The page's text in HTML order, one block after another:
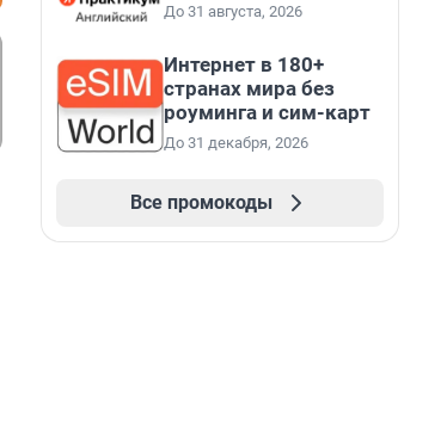
До 31 августа, 2026
Интернет в 180+
странах мира без
роуминга и сим-карт
До 31 декабря, 2026
Все промокоды